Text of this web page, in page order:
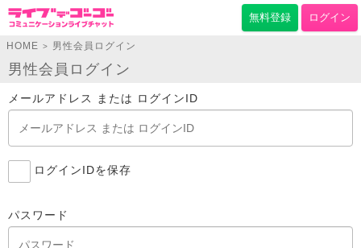
無料登録 ログイン
HOME > 男性会員ログイン
男性会員ログイン
メールアドレス または ログインID
ログインIDを保存
パスワード